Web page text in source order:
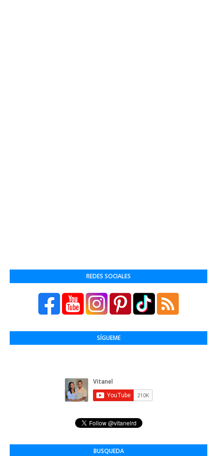
REDES SOCIALES
SÍGUEME
BUSQUEDA